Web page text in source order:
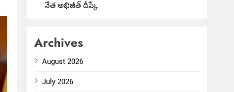
నేత అభిజీత్ దీప్కే
Archives
August 2026
July 2026